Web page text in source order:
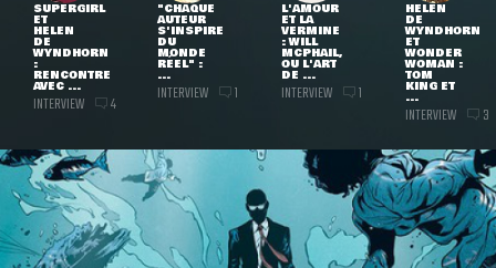
SUPERGIRL
ET
HELEN
DE
WYNDHORN
:
RENCONTRE
AVEC ...
INTERVIEW 4
"CHAQUE
AUTEUR
S'INSPIRE
DU
MONDE
RÉEL" :
...
INTERVIEW 1
L'AMOUR
ET LA
VERMINE
: WILL
MCPHAIL,
OU L'ART
DE ...
INTERVIEW 1
HELEN
DE
WYNDHORN
ET
WONDER
WOMAN :
TOM
KING ET
...
INTERVIEW 3